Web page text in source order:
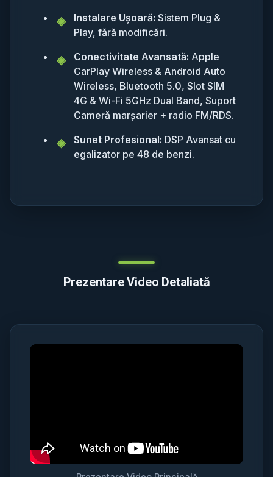
Instalare Ușoară: Sistem Plug &
Play, fără modificări.
Conectivitate Avansată: Apple
CarPlay Wireless & Android Auto
Wireless, Bluetooth 5.0, Slot SIM
4G & Wi-Fi 5GHz Dual Band, Suport
Cameră marșarier + radio FM/RDS.
Sunet Profesional: DSP Avansat cu
egalizator pe 48 de benzi.
Prezentare Video Detaliată